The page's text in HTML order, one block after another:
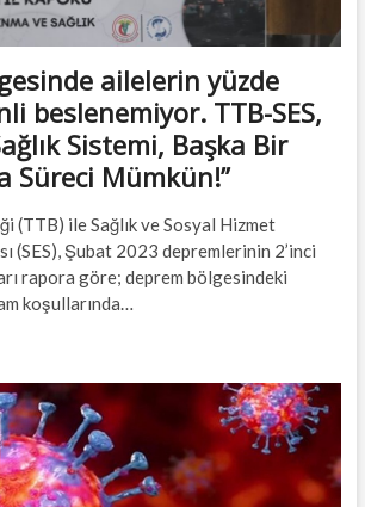
ailelerin yüzde
beslenemiyor. TTB-SES,
Sistemi, Başka Bir
Süreci Mümkün!”
(TTB) ile Sağlık ve Sosyal Hizmet
(SES), Şubat 2023 depremlerinin 2’inci
rapora göre; deprem bölgesindeki
koşullarında…